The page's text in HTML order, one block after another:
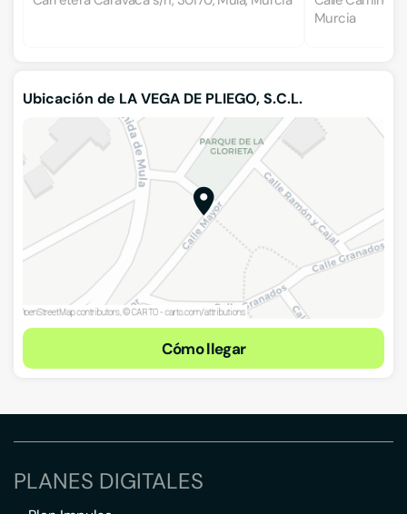
Murcia
Ubicación de LA VEGA DE PLIEGO, S.C.L.
Cómo llegar
PLANES DIGITALES